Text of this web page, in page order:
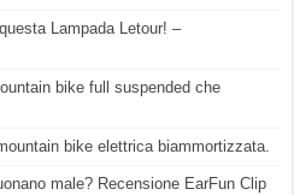
Lampada Letour! –
bike full suspended che
bike elettrica biammortizzata.
male? Recensione EarFun Clip